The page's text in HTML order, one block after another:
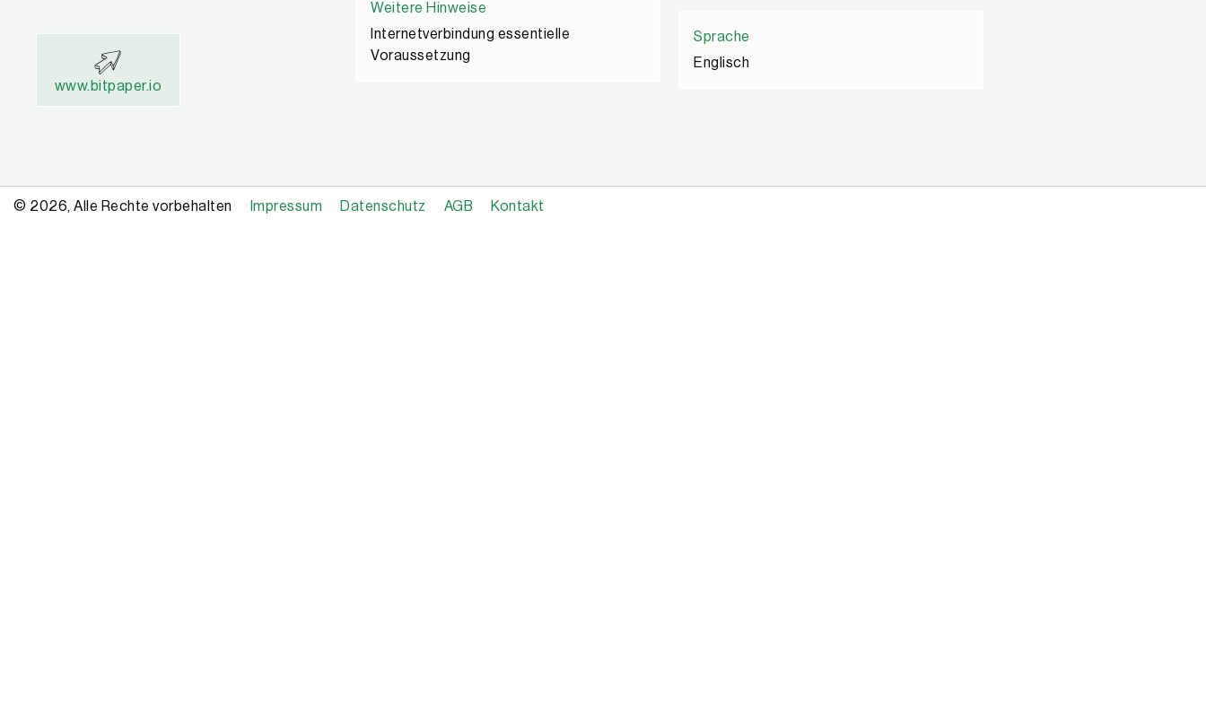
www.bitpaper.io
Weitere Hinweise
Internetverbindung essentielle
Voraussetzung
Sprache
Englisch
Copyright
© 2026, Alle Rechte vorbehalten Impressum Datenschutz AGB Kontakt